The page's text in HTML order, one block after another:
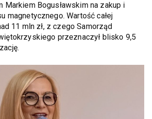
Markiem Bogusławskim na zakup i
magnetycznego. Wartość całej
11 mln zł, z czego Samorząd
przeznaczył blisko 9,5